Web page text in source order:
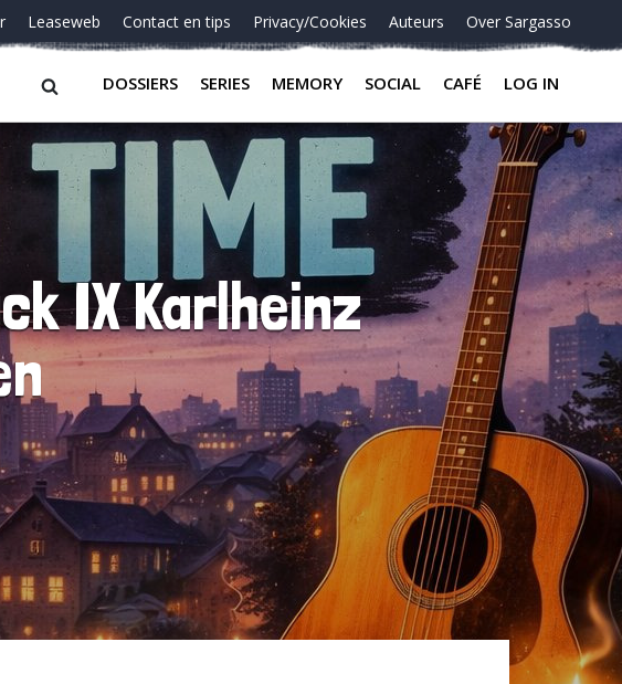
Leaseweb Contact en tips Privacy/Cookies Auteurs Over Sargasso
DOSSIERS SERIES MEMORY SOCIAL CAFÉ LOG IN
IX Karlheinz